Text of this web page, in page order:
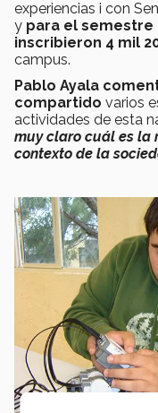
experiencias i con
y para el semestre
inscribieron 4 mil
campus.
Pablo Ayala
compartido varios
actividades de esta
muy claro cuál es la
contexto de la